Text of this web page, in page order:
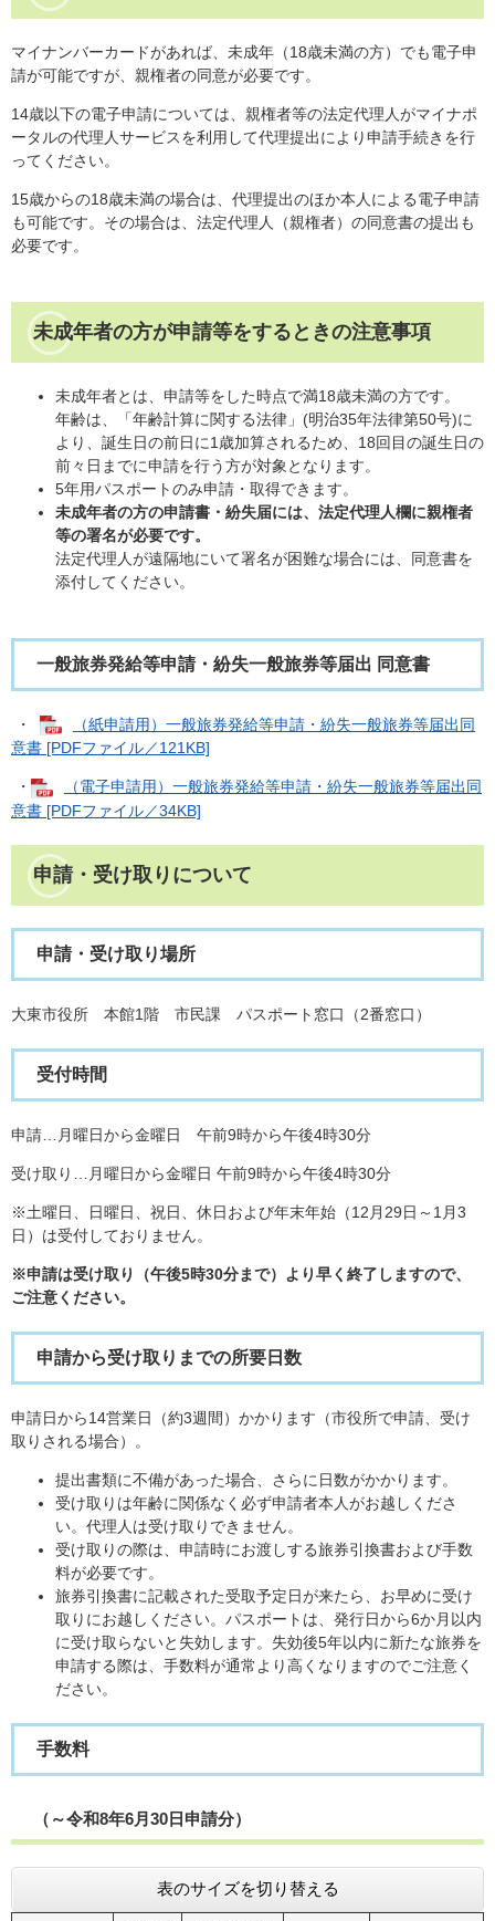
マイナンバーカードがあれば、未成年（18歳未満の方）でも電子申
請が可能ですが、親権者の同意が必要です。
14歳以下の電子申請については、親権者等の法定代理人がマイナポ
ータルの代理人サービスを利用して代理提出により申請手続きを行
ってください。
15歳からの18歳未満の場合は、代理提出のほか本人による電子申請
も可能です。その場合は、法定代理人（親権者）の同意書の提出も
必要です。
未成年者の方が申請等をするときの注意事項
未成年者とは、申請等をした時点で満18歳未満の方です。
年齢は、「年齢計算に関する法律」(明治35年法律第50号)に
より、誕生日の前日に1歳加算されるため、18回目の誕生日の
前々日までに申請を行う方が対象となります。
5年用パスポートのみ申請・取得できます。
未成年者の方の申請書・紛失届には、法定代理人欄に親権者
等の署名が必要です。
法定代理人が遠隔地にいて署名が困難な場合には、同意書を
添付してください。
一般旅券発給等申請・紛失一般旅券等届出 同意書
・
（紙申請用）一般旅券発給等申請・紛失一般旅券等届出同
意書 [PDFファイル／121KB]
・
（電子申請用）一般旅券発給等申請・紛失一般旅券等届出同
意書 [PDFファイル／34KB]
申請・受け取りについて
申請・受け取り場所
大東市役所 本館1階 市民課 パスポート窓口（2番窓口）
受付時間
申請…月曜日から金曜日 午前9時から午後4時30分
受け取り…月曜日から金曜日 午前9時から午後4時30分
※土曜日、日曜日、祝日、休日および年末年始（12月29日～1月3
日）は受付しておりません。
※申請は受け取り（午後5時30分まで）より早く終了しますので、
ご注意ください。
申請から受け取りまでの所要日数
申請日から14営業日（約3週間）かかります（市役所で申請、受け
取りされる場合）。
提出書類に不備があった場合、さらに日数がかかります。
受け取りは年齢に関係なく必ず申請者本人がお越しくださ
い。代理人は受け取りできません。
受け取りの際は、申請時にお渡しする旅券引換書および手数
料が必要です。
旅券引換書に記載された受取予定日が来たら、お早めに受け
取りにお越しください。パスポートは、発行日から6か月以内
に受け取らないと失効します。失効後5年以内に新たな旅券を
申請する際は、手数料が通常より高くなりますのでご注意く
ださい。
手数料
（～令和8年6月30日申請分）
表のサイズを切り替える